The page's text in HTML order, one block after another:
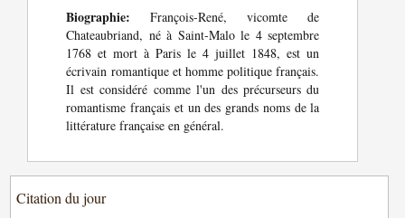
Biographie: François-René, vicomte de
Chateaubriand, né à Saint-Malo le 4 septembre
1768 et mort à Paris le 4 juillet 1848, est un
écrivain romantique et homme politique français.
Il est considéré comme l'un des précurseurs du
romantisme français et un des grands noms de la
littérature française en général.
Citation du jour